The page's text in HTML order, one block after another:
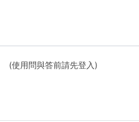
(使用問與答前請先登入)